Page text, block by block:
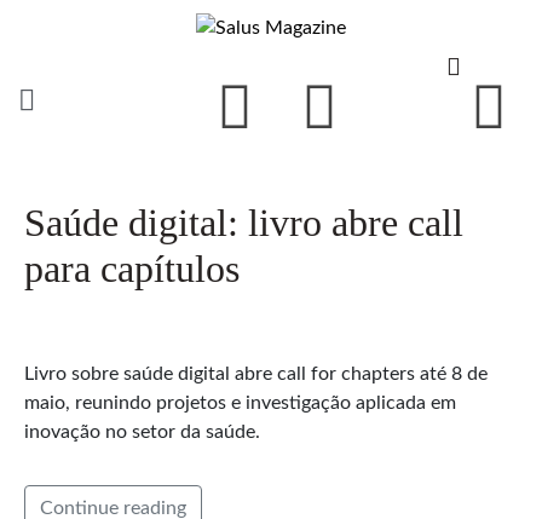
Saúde digital: livro abre call
para capítulos
Livro sobre saúde digital abre call for chapters até 8 de
maio, reunindo projetos e investigação aplicada em
inovação no setor da saúde.
Continue reading